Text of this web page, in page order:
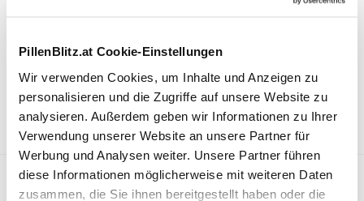
PillenBlitz.at Cookie-Einstellungen
Wir verwenden Cookies, um Inhalte und Anzeigen zu
personalisieren und die Zugriffe auf unsere Website zu
analysieren. Außerdem geben wir Informationen zu Ihrer
Verwendung unserer Website an unsere Partner für
Werbung und Analysen weiter. Unsere Partner führen
diese Informationen möglicherweise mit weiteren Daten
zusammen, die Sie ihnen bereitgestellt haben oder die
Transparenz & Vertrauen